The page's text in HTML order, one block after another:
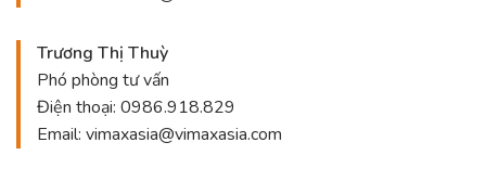
Trương Thị Thuỳ
Phó phòng tư vấn
Điện thoại: 0986.918.829
Email: vimaxasia@vimaxasia.com